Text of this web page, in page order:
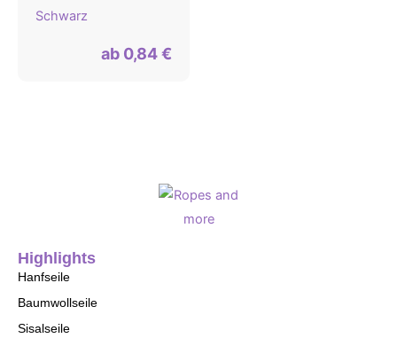
Schwarz
ab 0,84€
Highlights
Hanfseile
Baumwollseile
Sisalseile